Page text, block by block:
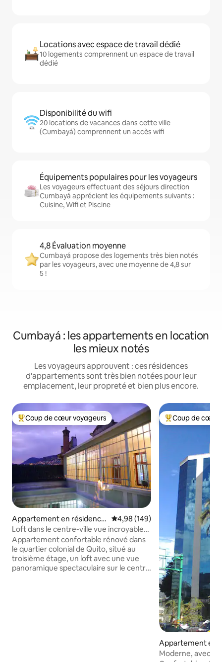
Locations avec espace de travail dédié
10 logements comprennent un espace de travail
dédié
Disponibilité du wifi
20 locations de vacances dans cette ville
(Cumbayá) comprennent un accès wifi
Équipements populaires pour les voyageurs
Les voyageurs effectuant des séjours direction
Cumbayá apprécient les équipements suivants :
Cuisine, Wifi et Piscine
4,8 Évaluation moyenne
Cumbayá propose des logements très bien notés
par les voyageurs, avec une moyenne de 4,8 sur
5 !
Cumbayá : les appartements en location
les mieux notés
Les voyageurs approuvent : ces résidences
d'appartements sont très bien notées pour leur
emplacement, leur propreté et bien plus encore.
Coups de cœur voyageurs les plus appréciés
Coup de cœur voyageurs
Appartement en résidence
⋅ Centro Histórico (Quito)
Évaluation moyenne sur la
4,98 (149)
Loft dans le centre-ville vue incroyable
1,05 Go
Appartement confortable rénové dans
le quartier colonial de Quito, situé au
troisième étage, un loft avec une vue
panoramique spectaculaire sur le centre
Coups de cœur
Coup de cœur
Appartement en
⋅ La Floresta
Moderne, avec